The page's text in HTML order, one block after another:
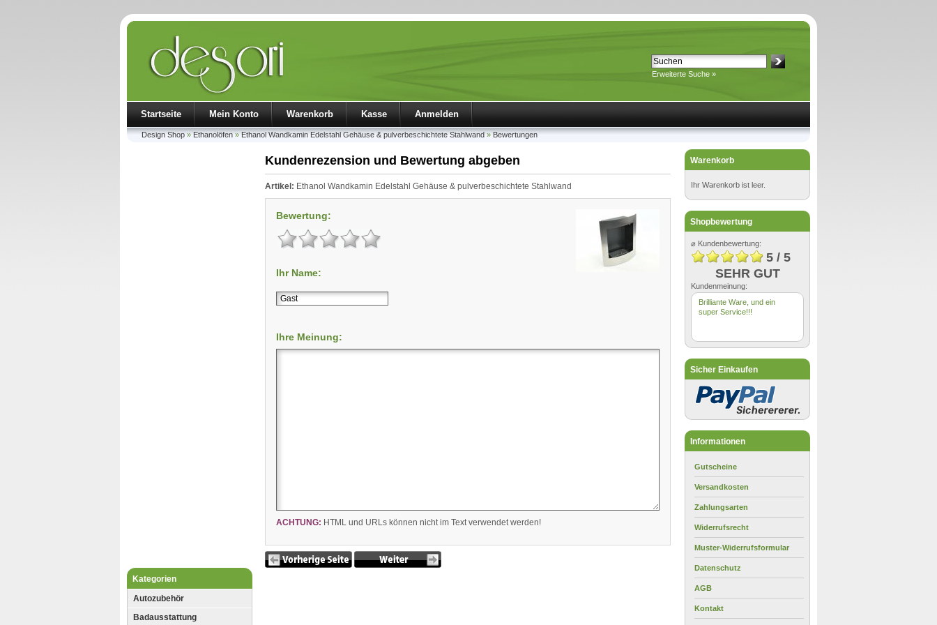
Erweiterte Suche »
Startseite Mein Konto Warenkorb Kasse Anmelden
Design Shop»Ethanolöfen»Ethanol Wandkamin Edelstahl Gehäuse & pulverbeschichtete Stahlwand»Bewertungen
Kategorien
Autozubehör
Badausstattung
Kundenrezension und Bewertung abgeben
Artikel: Ethanol Wandkamin Edelstahl Gehäuse & pulverbeschichtete Stahlwand
Bewertung:
Ihr Name:
Ihre Meinung:
ACHTUNG: HTML und URLs können nicht im Text verwendet werden!
Warenkorb
Ihr Warenkorb ist leer.
Shopbewertung
⌀ Kundenbewertung:
5 / 5
SEHR GUT
Kundenmeinung:
Brilliante Ware, und ein
super Service!!!
Sicher Einkaufen
Informationen
Gutscheine
Versandkosten
Zahlungsarten
Widerrufsrecht
Muster-Widerrufsformular
Datenschutz
AGB
Kontakt